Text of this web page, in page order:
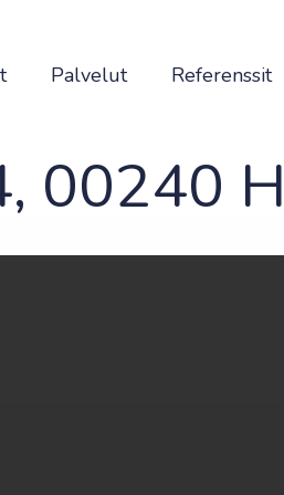
Palvelut Referenssit
00240